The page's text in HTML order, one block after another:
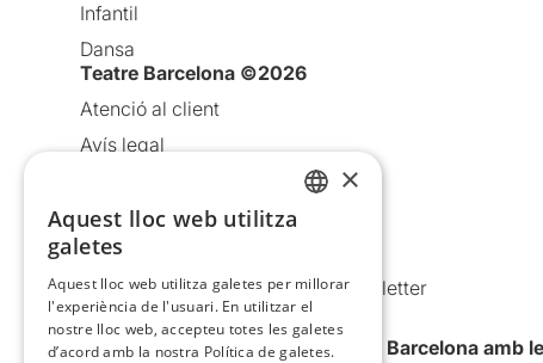
Infantil
Dansa
Teatre Barcelona ©2026
Atenció al client
Avís legal
Política de cookies
Condicions d’ús
Comunicacions comercials i Newsletter
Anuncia’t
Vull rebre la newsletter de Teatre Barcelona amb
×
Aquest lloc web utilitza
galetes
Aquest lloc web utilitza galetes per millorar
l'experiència de l'usuari. En utilitzar el
nostre lloc web, accepteu totes les galetes
d’acord amb la nostra Política de galetes.